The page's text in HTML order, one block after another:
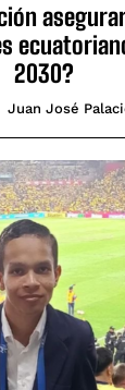
2030?
Juan José